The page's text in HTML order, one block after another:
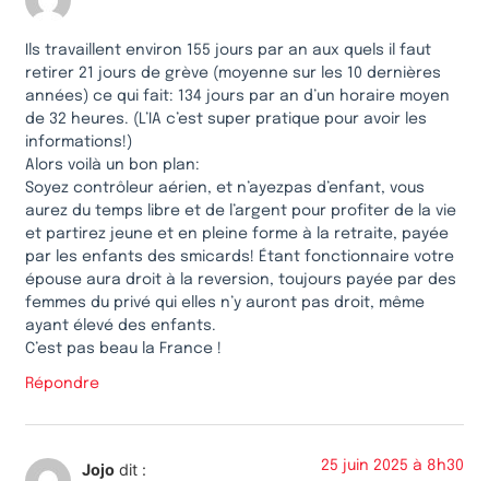
Ils travaillent environ 155 jours par an aux quels il faut
retirer 21 jours de grève (moyenne sur les 10 dernières
années) ce qui fait: 134 jours par an d’un horaire moyen
de 32 heures. (L’IA c’est super pratique pour avoir les
informations!)
Alors voilà un bon plan:
Soyez contrôleur aérien, et n’ayezpas d’enfant, vous
aurez du temps libre et de l’argent pour profiter de la vie
et partirez jeune et en pleine forme à la retraite, payée
par les enfants des smicards! Étant fonctionnaire votre
épouse aura droit à la reversion, toujours payée par des
femmes du privé qui elles n’y auront pas droit, même
ayant élevé des enfants.
C’est pas beau la France !
Répondre
Jojo dit : 25 juin 2025 à 8h30